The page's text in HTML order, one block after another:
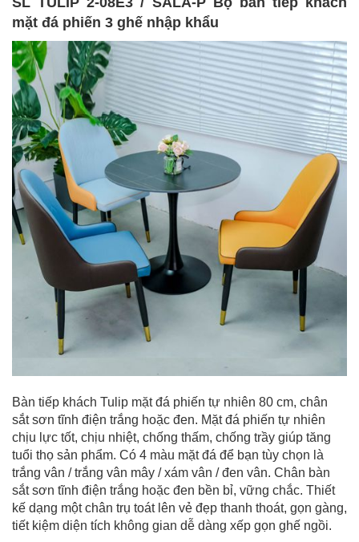
mặt đá phiến 3 ghế nhập khẩu
Bàn tiếp khách Tulip mặt đá phiến tự nhiên 80 cm, chân
sắt sơn tĩnh điện trắng hoặc đen. Mặt đá phiến tự nhiên
chịu lực tốt, chịu nhiệt, chống thấm, chống trầy giúp tăng
tuổi thọ sản phẩm. Có 4 màu mặt đá để bạn tùy chọn là
trắng vân / trắng vân mây / xám vân / đen vân. Chân bàn
sắt sơn tĩnh điện trắng hoặc đen bền bỉ, vững chắc. Thiết
kế dạng một chân trụ toát lên vẻ đẹp thanh thoát, gọn gàng,
tiết kiệm diện tích không gian dễ dàng xếp gọn ghế ngồi.